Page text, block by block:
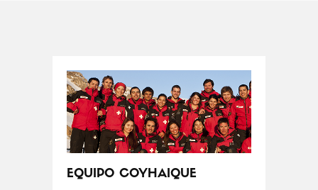
EQUIPO COYHAIQUE